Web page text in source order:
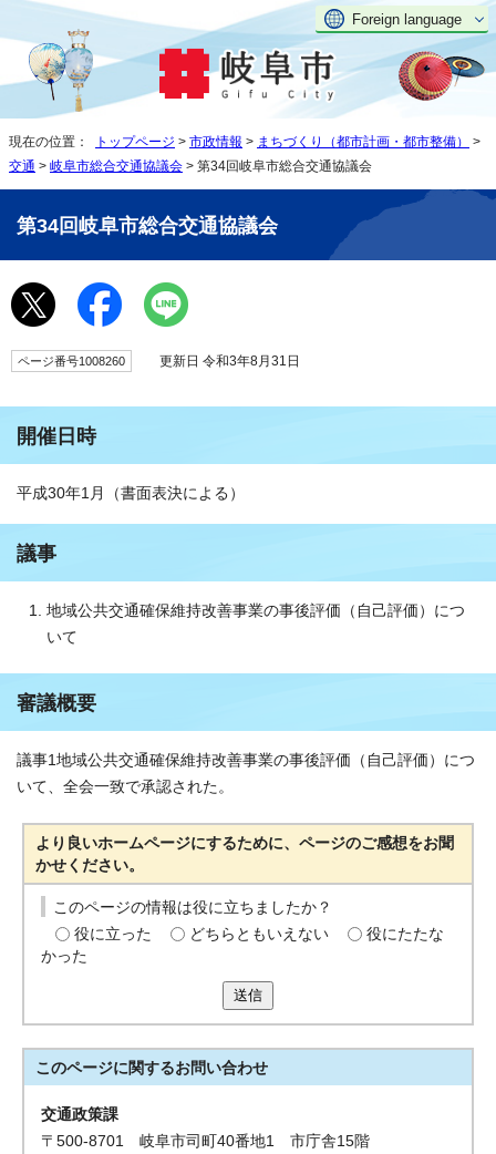
Foreign language
現在の位置： トップページ > 市政情報 > まちづくり（都市計画・都市整備）
>
交通 > 岐阜市総合交通協議会 > 第34回岐阜市総合交通協議会
第34回岐阜市総合交通協議会
ページ番号1008260 更新日 令和3年8月31日
開催日時
平成30年1月（書面表決による）
議事
地域公共交通確保維持改善事業の事後評価（自己評価）につ
いて
審議概要
議事1地域公共交通確保維持改善事業の事後評価（自己評価）につ
いて、全会一致で承認された。
より良いホームページにするために、ページのご感想をお聞
かせください。
このページの情報は役に立ちましたか？
役に立った
どちらともいえない
役にたたな
かった
送信
このページに関するお問い合わせ
交通政策課
〒500-8701 岐阜市司町40番地1 市庁舎15階